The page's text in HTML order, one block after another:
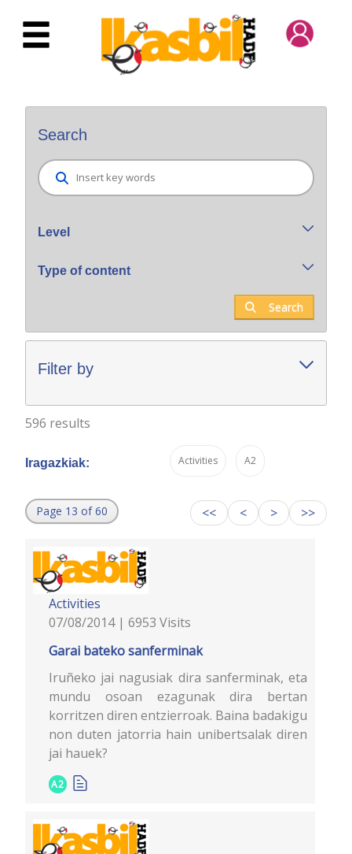
Skip to Main Content
Search
Level
Type of content
Search
Filter by
596 results
Iragazkiak: Activities A2
Page 13 of 60 << < > >>
Activities
07/08/2014 | 6953 Visits
Garai bateko sanferminak
Iruñeko jai nagusiak dira sanferminak, eta
mundu osoan ezagunak dira bertan
korritzen diren entzierroak. Baina badakigu
non duten jatorria hain unibertsalak diren
jai hauek?
A2